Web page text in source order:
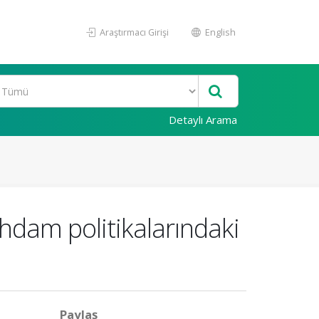
Araştırmacı Girişi English
Detaylı Arama
politikalarındaki
Paylaş